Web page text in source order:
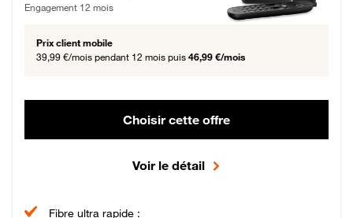
Engagement 12 mois
Prix client mobile
39,99 €/mois pendant 12 mois puis 46,99 €/mois
Choisir cette offre
Voir le détail
Fibre ultra rapide :